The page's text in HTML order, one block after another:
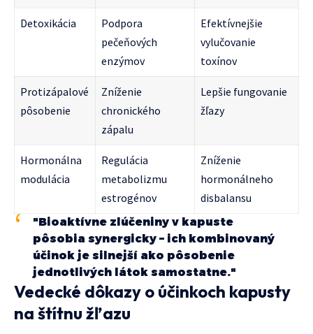
Detoxikácia
Podpora
pečeňových
enzýmov
Efektívnejšie
vylučovanie
toxínov
Protizápalové
pôsobenie
Zníženie
chronického
zápalu
Lepšie fungovanie
žľazy
Hormonálna
modulácia
Regulácia
metabolizmu
estrogénov
Zníženie
hormonálneho
disbalansu
"Bioaktívne zlúčeniny v kapuste
pôsobia synergicky – ich kombinovaný
účinok je silnejší ako pôsobenie
jednotlivých látok samostatne."
Vedecké dôkazy o účinkoch kapusty
na štítnu žľazu